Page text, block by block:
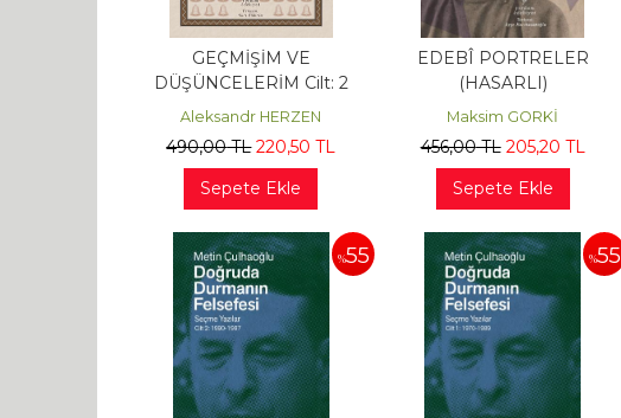
GEÇMİŞİM VE
DÜŞÜNCELERİM Cilt: 2
(HASARLI)
Aleksandr HERZEN
490,00TL 220,50 TL
Sepete Ekle
EDEBÎ PORTRELER
(HASARLI)
Maksim GORKİ
456,00TL 205,20 TL
Sepete Ekle
%55 %55